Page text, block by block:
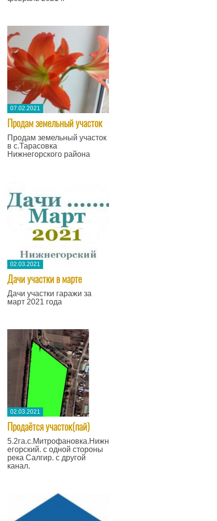
07.02.2021
Продам земельный участок
Продам земельный участок
в с.Тарасовка
Нижнегорского района
02.03.2021
Дачи участки в марте
Дачи участки гаражи за
март 2021 года
02.03.2021
​Продаётся участок(пай)
5.2га.с.Митрофановка.Нижн
егорский. с одной стороны
река Салгир. с другой
канал.